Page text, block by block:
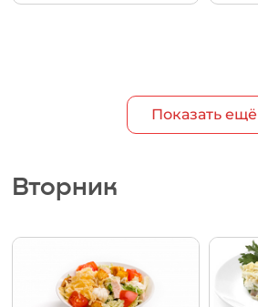
Показать ещё
Вторник